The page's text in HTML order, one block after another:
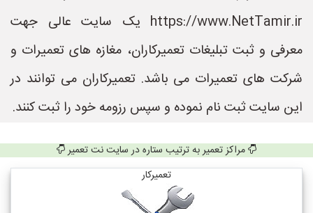
https://www.NetTamir.ir یک سایت عالی جهت
معرفی و ثبت تبلیغات تعمیرکاران، مغازه های تعمیرات و
شرکت های تعمیرات می باشد. تعمیرکاران می توانند در
این سایت ثبت نام نموده و سپس رزومه خود را ثبت کنند.
مراکز تعمیر به ترتیب ستاره در سایت نت تعمیر
تعمیرکار